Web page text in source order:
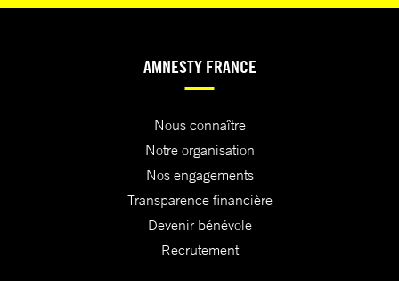
AMNESTY FRANCE
Nous connaître
Notre organisation
Nos engagements
Transparence financière
Devenir bénévole
Recrutement